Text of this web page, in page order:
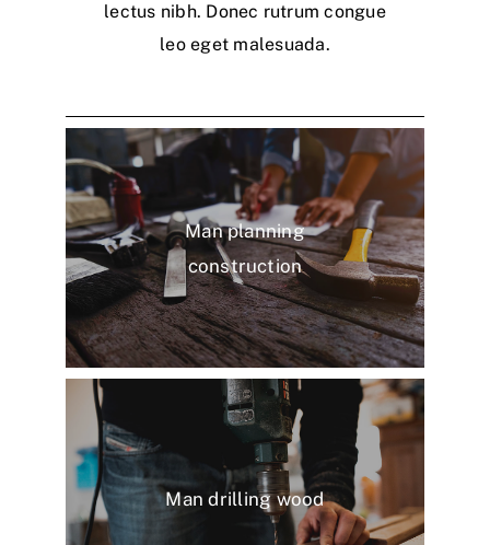
lectus nibh. Donec rutrum congue
leo eget malesuada.
Man planning
construction
Man drilling wood